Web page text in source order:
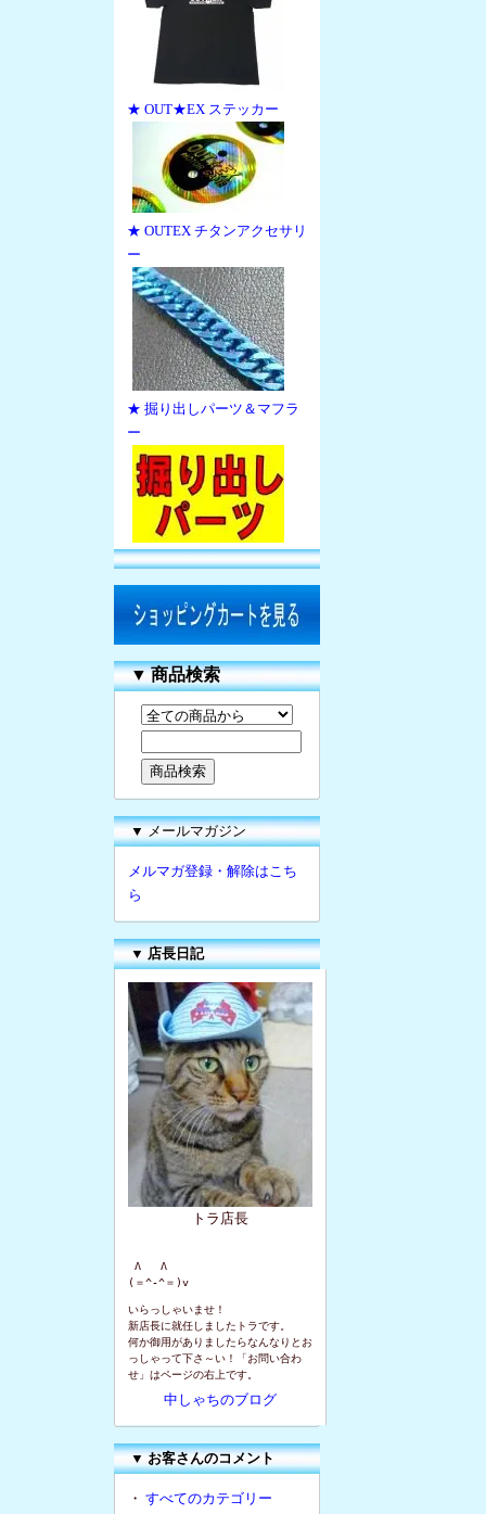
★ OUT★EX ステッカー
★ OUTEX チタンアクセサリ
ー
★ 掘り出しパーツ＆マフラ
ー
▼商品検索
▼ メールマガジン
メルマガ登録・解除はこち
ら
▼ 店長日記
トラ店長
Λ   Λ
(＝^-^＝)v
いらっしゃいませ！
新店長に就任しましたトラです。
何か御用がありましたらなんなりとお
っしゃって下さ～い！「お問い合わ
せ」はページの右上です。
中しゃちのブログ
▼お客さんのコメント
・ すべてのカテゴリー